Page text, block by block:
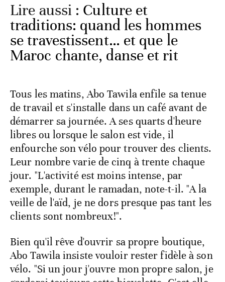
Lire aussi : Culture et
traditions: quand les hommes
se travestissent… et que le
Maroc chante, danse et rit
Tous les matins, Abo Tawila enfile sa tenue
de travail et s'installe dans un café avant de
démarrer sa journée. A ses quarts d'heure
libres ou lorsque le salon est vide, il
enfourche son vélo pour trouver des clients.
Leur nombre varie de cinq à trente chaque
jour. "L'activité est moins intense, par
exemple, durant le ramadan, note-t-il. "A la
veille de l'aïd, je ne dors presque pas tant les
clients sont nombreux!".
Bien qu'il rêve d'ouvrir sa propre boutique,
Abo Tawila insiste vouloir rester fidèle à son
vélo. "Si un jour j'ouvre mon propre salon, je